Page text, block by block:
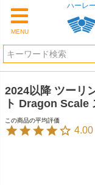
MENU
ハーレ
2024以降 ツーリ
ト Dragon Scale
4.00